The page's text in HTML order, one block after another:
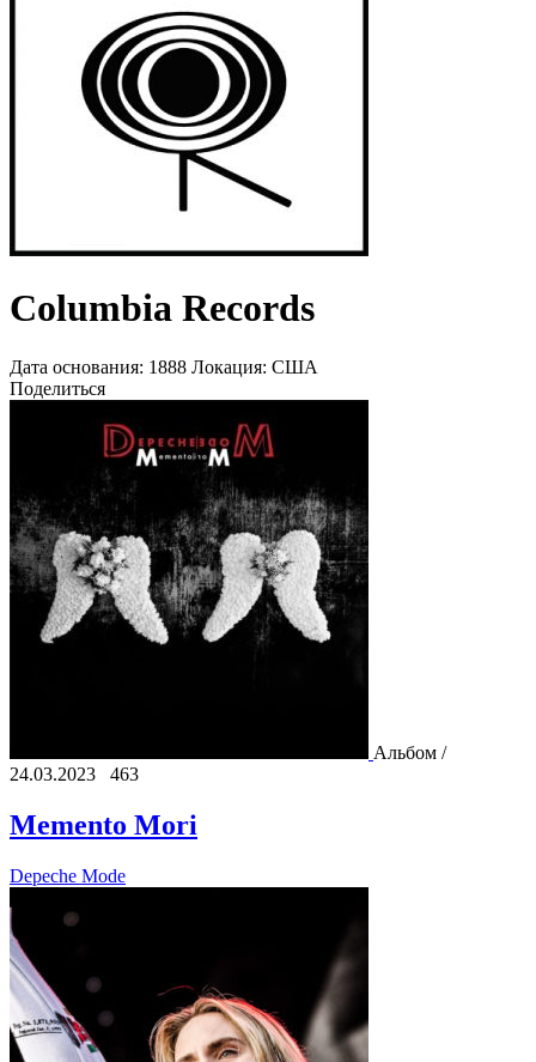
Columbia Records
Дата основания: 1888 Локация: США
Поделиться
Альбом /
24.03.2023
463
Memento Mori
Depeche Mode